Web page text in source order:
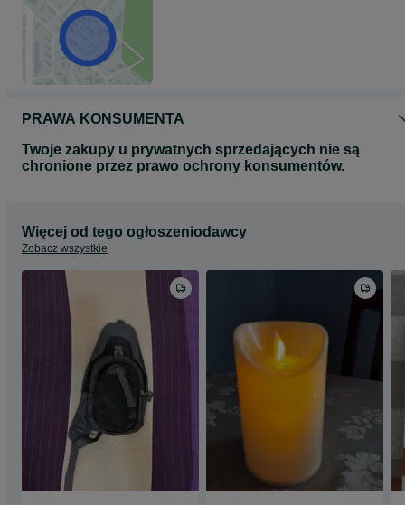
PRAWA KONSUMENTA
Twoje zakupy u prywatnych sprzedających nie są
chronione przez prawo ochrony konsumentów.
Więcej od tego ogłoszeniodawcy
Zobacz wszystkie